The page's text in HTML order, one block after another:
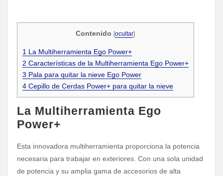
Contenido [ocultar]
1 La Multiherramienta Ego Power+
2 Características de la Multiherramienta Ego Power+
3 Pala para quitar la nieve Ego Power
4Cepillo de Cerdas Power+ para quitar la nieve
La Multiherramienta Ego
Power+
Esta innovadora multiherramienta proporciona la potencia
necesaria para trabajar en exteriores. Con una sola unidad
de potencia y su amplia gama de accesorios de alta